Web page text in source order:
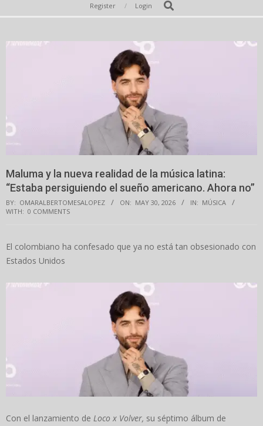
Navigation
Register Login Search
Maluma y la nueva realidad de la música latina:
“Estaba persiguiendo el sueño americano. Ahora no”
BY: OMARALBERTOMESALOPEZ ON: MAY 30, 2026 IN: MÚSICA
WITH: 0 COMMENTS
El colombiano ha confesado que ya no está tan obsesionado con
Estados Unidos
Con el lanzamiento de Loco x Volver, su séptimo álbum de